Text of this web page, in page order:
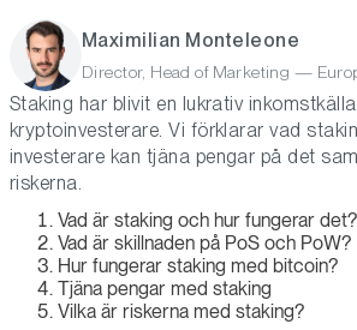
Maximilian Monteleone
Director, Head of Marketing —
Staking har blivit en lukrativ
kryptoinvesterare. Vi förklarar vad
investerare kan tjäna pengar på det
riskerna.
Vad är staking och hur fungerar det?
Vad är skillnaden på PoS och PoW?
Hur fungerar staking med bitcoin?
Tjäna pengar med staking
Vilka är riskerna med staking?